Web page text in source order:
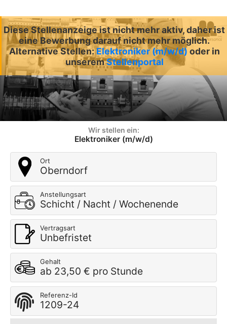
Diese Stellenanzeige ist nicht mehr aktiv, daher ist
eine Bewerbung darauf nicht mehr möglich.
Alternative Stellen:Elektroniker (m/w/d) oder in
unseremStellenportal
Wir stellen ein:
Elektroniker (m/w/d)
Ort
Oberndorf
Anstellungsart
Schicht / Nacht / Wochenende
Vertragsart
Unbefristet
Gehalt
ab 23,50 € pro Stunde
Referenz-Id
1209-24